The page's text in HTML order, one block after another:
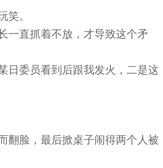
笑。
一直抓着不放，才导致这个矛
日委员看到后跟我发火，二是这
翻脸，最后掀桌子闹得两个人被